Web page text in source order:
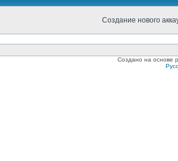
Создание нового
Создано на основе